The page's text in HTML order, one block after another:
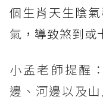
個生肖天生陰
氣，導致煞到或
小孟老師提醒
邊、河邊以及